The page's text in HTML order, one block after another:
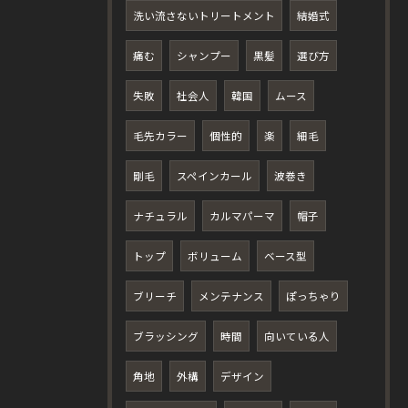
洗い流さないトリートメント 結婚式
痛む シャンプー 黒髪 選び方
失敗 社会人 韓国 ムース
毛先カラー 個性的 楽 細毛
剛毛 スペインカール 波巻き
ナチュラル カルマパーマ 帽子
トップ ボリューム ベース型
ブリーチ メンテナンス ぽっちゃり
ブラッシング 時間 向いている人
角地 外構 デザイン